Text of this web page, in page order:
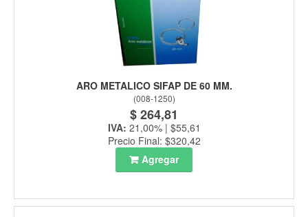
ARO METALICO SIFAP DE 60 MM.
(008-1250)
$ 264,81
IVA: 21,00% | $55,61
Precio Final: $320,42
Agregar